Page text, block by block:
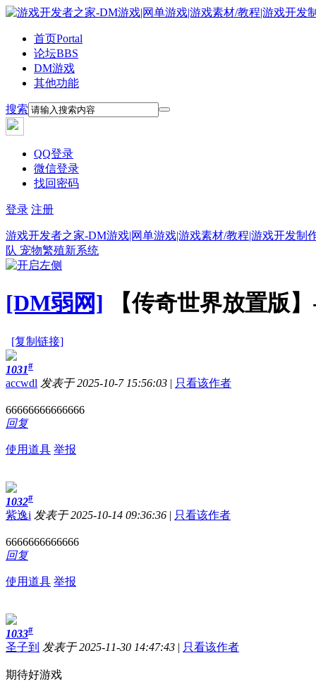
首页Portal
论坛BBS
DM游戏
其他功能
搜索
QQ登录
微信登录
找回密码
登录 注册
游戏开发者之家-DM游戏|网单游戏|游戏素材/教程|游戏开发制
队 宠物繁殖新系统
[DM弱网] 【传奇世界放置版
[复制链接]
1031#
accwdl 发表于 2025-10-7 15:56:03 | 只看该作者
66666666666666
回复
使用道具 举报
1032#
紫逸i 发表于 2025-10-14 09:36:36 | 只看该作者
6666666666666
回复
使用道具 举报
1033#
圣子到 发表于 2025-11-30 14:47:43 | 只看该作者
期待好游戏